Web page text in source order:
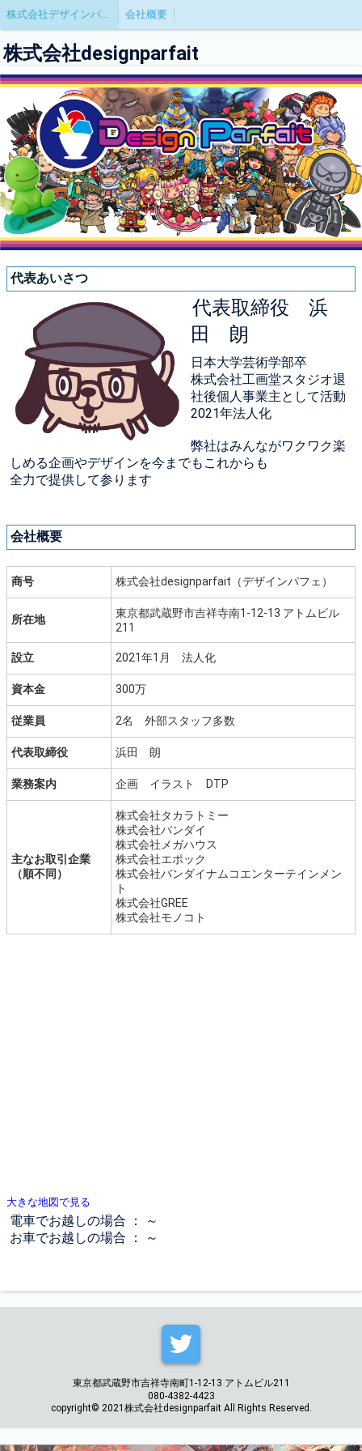
株式会社デザインパフェ 会社概要
株式会社designparfait
代表あいさつ
代表取締役 浜
田 朗
日本大学芸術学部卒
株式会社工画堂スタジオ退
社後個人事業主として活動
2021年法人化
弊社はみんながワクワク楽
しめる企画やデザインを今までもこれからも
全力で提供して参ります
会社概要
商号 株式会社designparfait（デザインパフェ）
所在地
東京都武蔵野市吉祥寺南1-12-13 アトムビル
211
設立 2021年1月 法人化
資本金 300万
従業員 2名 外部スタッフ多数
代表取締役 浜田 朗
業務案内 企画 イラスト DTP
主なお取引企業
（順不同）
株式会社タカラトミー
株式会社バンダイ
株式会社メガハウス
株式会社エポック
株式会社バンダイナムコエンターテインメン
ト
株式会社GREE
株式会社モノコト
大きな地図で見る
電車でお越しの場合 ： ～
お車でお越しの場合 ： ～
東京都武蔵野市吉祥寺南町1-12-13 アトムビル211
080-4382-4423
copyright© 2021株式会社designparfait All Rights Reserved.